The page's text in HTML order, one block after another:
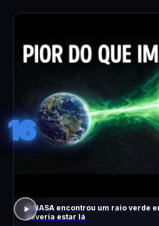
16
A NASA encontrou um raio verde
deveria estar lá